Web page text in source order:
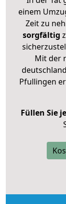
einem
Zeit zu
sorgfältig
Mit der
Pfullingen
Füllen Sie